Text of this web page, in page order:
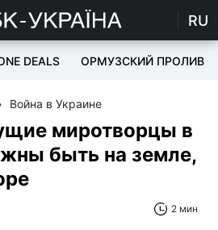
RU
DEALS ОРМУЗСКИЙ ПРОЛИВ
Война в Украине
миротворцы в
быть на земле,
2 мин